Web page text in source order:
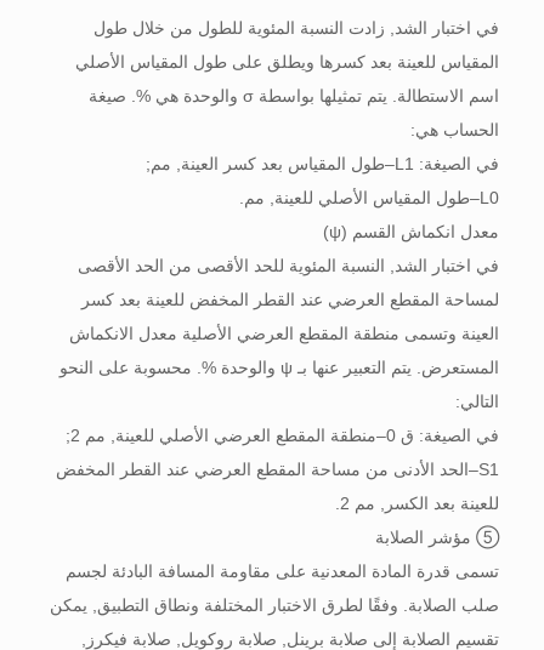
في اختبار الشد, زادت النسبة المئوية للطول من خلال طول
المقياس للعينة بعد كسرها ويطلق على طول المقياس الأصلي
اسم الاستطالة. يتم تمثيلها بواسطة σ والوحدة هي %. صيغة
الحساب هي:
في الصيغة: L1–طول المقياس بعد كسر العينة, مم;
L0–طول المقياس الأصلي للعينة, مم.
معدل انكماش القسم (ψ)
في اختبار الشد, النسبة المئوية للحد الأقصى من الحد الأقصى
لمساحة المقطع العرضي عند القطر المخفض للعينة بعد كسر
العينة وتسمى منطقة المقطع العرضي الأصلية معدل الانكماش
المستعرض. يتم التعبير عنها بـ ψ والوحدة %. محسوبة على النحو
التالي:
في الصيغة: ق 0–منطقة المقطع العرضي الأصلي للعينة, مم 2;
S1–الحد الأدنى من مساحة المقطع العرضي عند القطر المخفض
للعينة بعد الكسر, مم 2.
⑤ مؤشر الصلابة
تسمى قدرة المادة المعدنية على مقاومة المسافة البادئة لجسم
صلب الصلابة. وفقًا لطرق الاختبار المختلفة ونطاق التطبيق, يمكن
تقسيم الصلابة إلى صلابة برينل, صلابة روكويل, صلابة فيكرز,